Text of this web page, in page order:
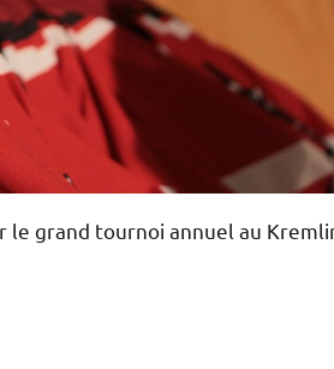
le grand tournoi annuel au